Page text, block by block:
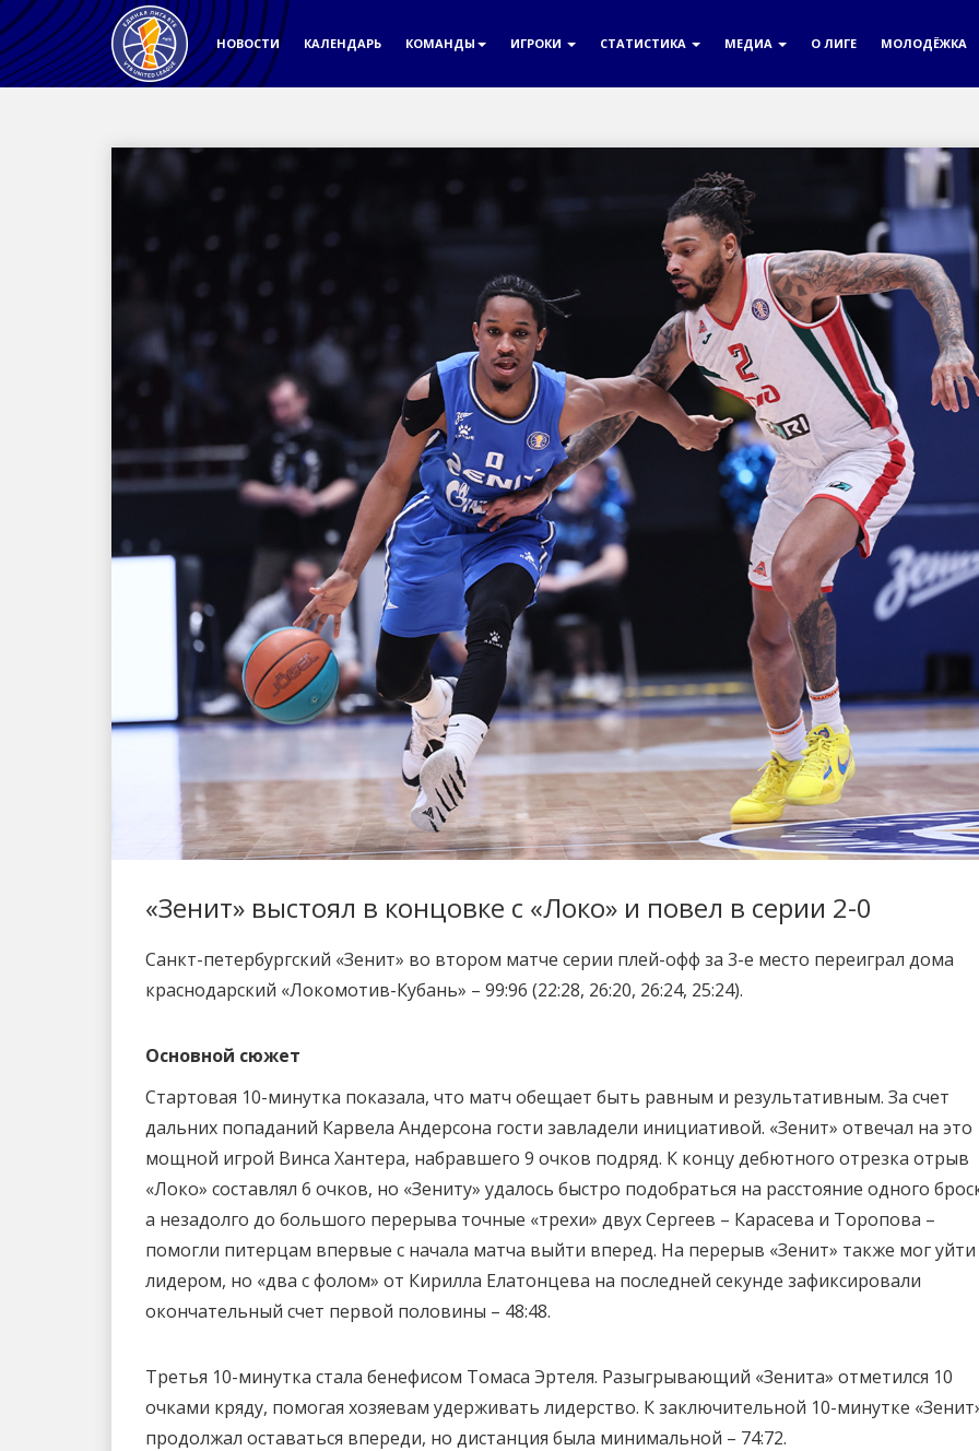
НОВОСТИ КАЛЕНДАРЬ КОМАНДЫ ИГРОКИ СТАТИСТИКА МЕДИА О ЛИГЕ МОЛОДЁЖКА
«Зенит» выстоял в концовке с «Локо» и повел в серии 2-0
Санкт-петербургский «Зенит» во втором матче серии плей-офф за 3-е место переиграл дома
краснодарский «Локомотив-Кубань» – 99:96 (22:28, 26:20, 26:24, 25:24).
Основной сюжет
Стартовая 10-минутка показала, что матч обещает быть равным и результативным. За счет
дальних попаданий Карвела Андерсона гости завладели инициативой. «Зенит» отвечал на это
мощной игрой Винса Хантера, набравшего 9 очков подряд. К концу дебютного отрезка отрыв
«Локо» составлял 6 очков, но «Зениту» удалось быстро подобраться на расстояние одного
а незадолго до большого перерыва точные «трехи» двух Сергеев – Карасева и Торопова –
помогли питерцам впервые с начала матча выйти вперед. На перерыв «Зенит» также мог уйти
лидером, но «два с фолом» от Кирилла Елатонцева на последней секунде зафиксировали
окончательный счет первой половины – 48:48.
Третья 10-минутка стала бенефисом Томаса Эртеля. Разыгрывающий «Зенита» отметился 10
очками кряду, помогая хозяевам удерживать лидерство. К заключительной 10-минутке
продолжал оставаться впереди, но дистанция была минимальной – 74:72.